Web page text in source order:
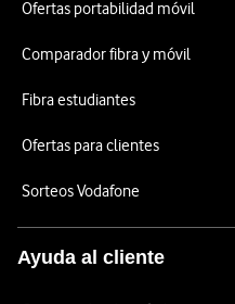
Ofertas portabilidad móvil
Comparador fibra y móvil
Fibra estudiantes
Ofertas para clientes
Sorteos Vodafone
Ayuda al cliente